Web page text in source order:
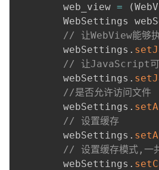
        web_view
= (
WebSettings
// 让WebView能
        webSettings
.
// 让JavaScript可
        webSettings
.
//是否允许访问文件
        webSettings
.
// 设置缓存
        webSettings
.
// 设置缓存模式,一
        webSettings
.